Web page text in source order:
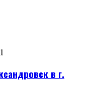
в г.